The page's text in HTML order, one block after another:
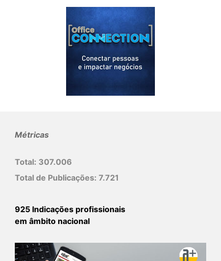
Métricas
Total: 307.006
Total de Publicações: 7.721
925 Indicações profissionais
em âmbito nacional